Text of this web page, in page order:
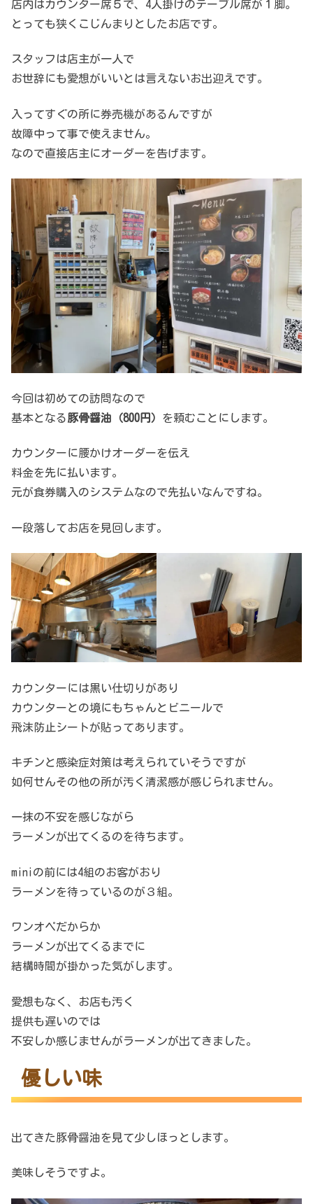
店内はカウンター席５で、4人掛けのテーブル席が１脚。
とっても狭くこじんまりとしたお店です。
スタッフは店主が一人で
お世辞にも愛想がいいとは言えないお出迎えです。
入ってすぐの所に券売機があるんですが
故障中って事で使えません。
なので直接店主にオーダーを告げます。
今回は初めての訪問なので
基本となる豚骨醤油（800円） を頼むことにします。
カウンターに腰かけオーダーを伝え
料金を先に払います。
元が食券購入のシステムなので先払いなんですね。
一段落してお店を見回します。
カウンターには黒い仕切りがあり
カウンターとの境にもちゃんとビニールで
飛沫防止シートが貼ってあります。
キチンと感染症対策は考えられていそうですが
如何せんその他の所が汚く清潔感が感じられません。
一抹の不安を感じながら
ラーメンが出てくるのを待ちます。
miniの前には4組のお客がおり
ラーメンを待っているのが３組。
ワンオペだからか
ラーメンが出てくるまでに
結構時間が掛かった気がします。
愛想もなく、お店も汚く
提供も遅いのでは
不安しか感じませんがラーメンが出てきました。
優しい味
出てきた豚骨醤油を見て少しほっとします。
美味しそうですよ。